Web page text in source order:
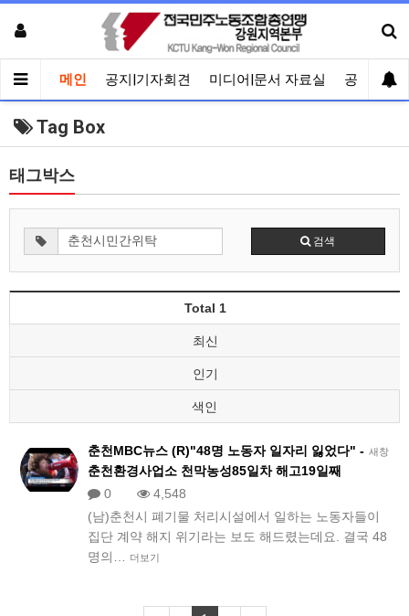
메인 공지|기자회견 미디어|문서 자료실 공유게시
Tag Box
태그박스
검색
Total 1
최신
인기
색인
새창
춘천MBC뉴스 (R)"48명 노동자 일자리 잃었다" -
춘천환경사업소 천막농성85일차 해고19일째
0
4,548
(남)춘천시 폐기물 처리시설에서 일하는 노동자들이
집단 계약 해지 위기라는 보도 해드렸는데요. 결국 48
명의…
더보기